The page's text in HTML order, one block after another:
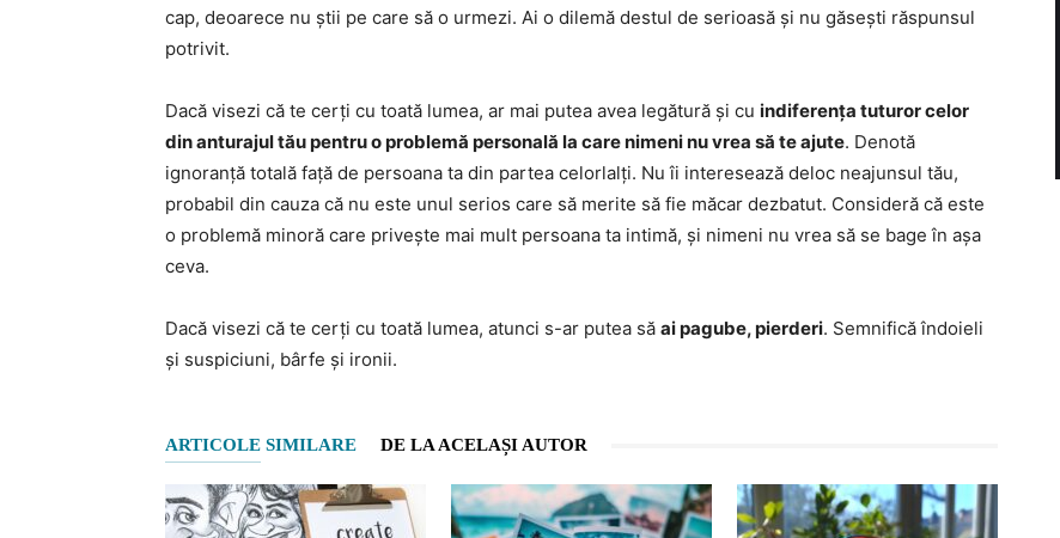
cap, deoarece nu știi pe care să o urmezi. Ai o dilemă destul de serioasă și nu găsești răspunsul
potrivit.
Dacă visezi că te cerți cu toată lumea, ar mai putea avea legătură și cu indiferența tuturor celor
din anturajul tău pentru o problemă personală la care nimeni nu vrea să te ajute. Denotă
ignoranță totală față de persoana ta din partea celorlalți. Nu îi interesează deloc neajunsul tău,
probabil din cauza că nu este unul serios care să merite să fie măcar dezbatut. Consideră că este
o problemă minoră care privește mai mult persoana ta intimă, și nimeni nu vrea să se bage în așa
ceva.
Dacă visezi că te cerți cu toată lumea, atunci s-ar putea să ai pagube, pierderi. Semnifică îndoieli
și suspiciuni, bârfe și ironii.
ARTICOLE SIMILARE DE LA ACELAȘI AUTOR